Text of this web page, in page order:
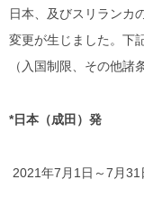
日本、及びスリランカ
変更が生じました。下
（入国制限、その他諸
*日本（成田）発
2021年7月1日～7月31